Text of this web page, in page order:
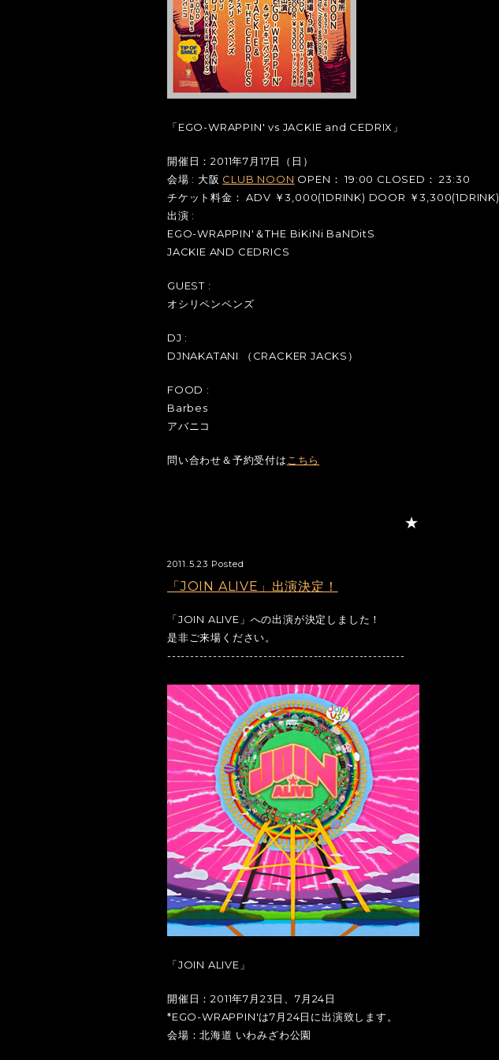
「EGO-WRAPPIN' vs JACKIE and CEDRIX」
開催日：2011年7月17日（日）
会場 : 大阪 CLUB NOON OPEN： 19:00 CLOSED： 23:30
チケット料金： ADV ￥3,000(1DRINK) DOOR ￥3,300(1DRINK)
出演 :
EGO-WRAPPIN'＆THE BiKiNi BaNDitS
JACKIE AND CEDRICS
GUEST :
オシリペンペンズ
DJ :
DJNAKATANI （CRACKER JACKS）
FOOD :
Barbes
アバニコ
問い合わせ＆予約受付はこちら
2011.5.23 Posted
「JOIN ALIVE」出演決定！
「JOIN ALIVE」への出演が決定しました！
是非ご来場ください。
----------------------------------------------------
「JOIN ALIVE」
開催日：2011年7月23日、7月24日
*EGO-WRAPPIN'は7月24日に出演致します。
会場：北海道 いわみざわ公園